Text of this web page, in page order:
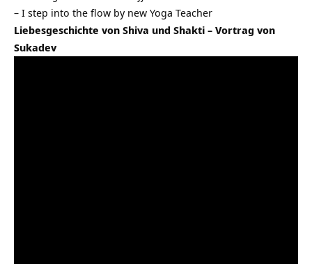
– I step into the flow by new Yoga Teacher
Liebesgeschichte von Shiva und Shakti – Vortrag von
Sukadev